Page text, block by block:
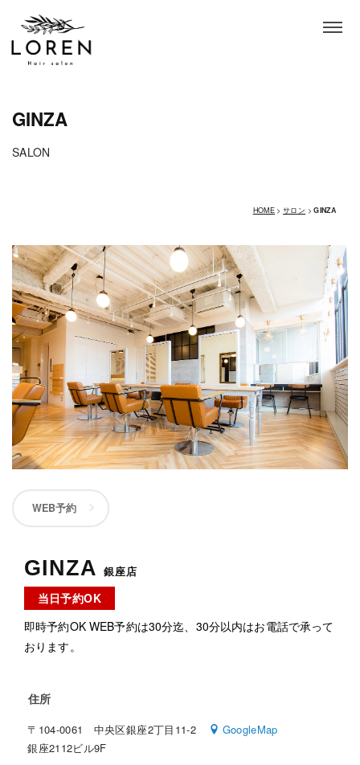
GINZA
SALON
HOME >サロン >GINZA
WEB予約
GINZA 銀座店
当日予約OK
即時予約OK WEB予約は30分迄、30分以内はお電話で承って
おります。
住所
〒104-0061 中央区銀座2丁目11-2
GoogleMap
銀座2112ビル9F